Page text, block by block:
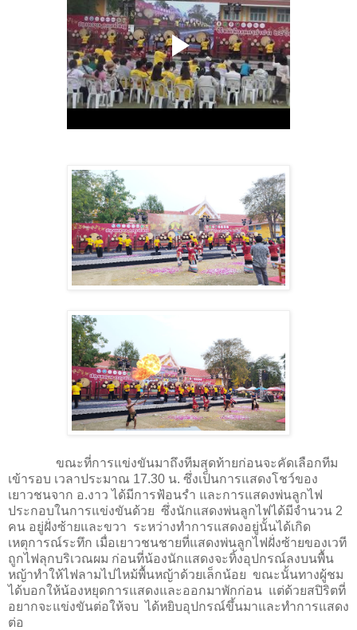
ขณะที่การแข่งขันมาถึงทีมสุดท้ายก่อนจะคัดเลือกทีม
เข้ารอบ เวลาประมาณ 17.30 น. ซึ่งเป็นการแสดงโชว์ของ
เยาวชนจาก อ.งาว ได้มีการฟ้อนรำ และการแสดงพ่นลูกไฟ
ประกอบในการแข่งขันด้วย ซึ่งนักแสดงพ่นลูกไฟได้มีจำนวน 2
คน อยู่ฝั่งซ้ายและขวา ระหว่างทำการแสดงอยู่นั้นได้เกิด
เหตุการณ์ระทึก เมื่อเยาวชนชายที่แสดงพ่นลูกไฟฝั่งซ้ายของเวที
ถูกไฟลุกบริเวณผม ก่อนที่น้องนักแสดงจะทิ้งอุปกรณ์ลงบนพื้น
หญ้าทำให้ไฟลามไปไหม้พื้นหญ้าด้วยเล็กน้อย ขณะนั้นทางผู้ชม
ได้บอกให้น้องหยุดการแสดงและออกมาพักก่อน แต่ด้วยสปิริตที่
อยากจะแข่งขันต่อให้จบ ได้หยิบอุปกรณ์ขึ้นมาและทำการแสดง
ต่อ